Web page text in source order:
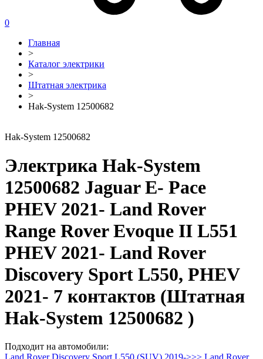
0
Главная
>
Каталог электрики
>
Штатная электрика
>
Hak-System 12500682
Hak-System 12500682
Электрика Hak-System
12500682 Jaguar E- Pace
PHEV 2021- Land Rover
Range Rover Evoque II L551
PHEV 2021- Land Rover
Discovery Sport L550, PHEV
2021- 7 контактов (Штатная
Hak-System 12500682 )
Подходит на автомобили: